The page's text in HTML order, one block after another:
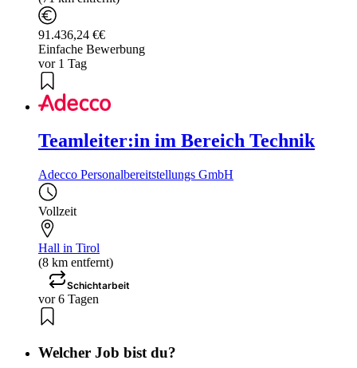
91.436,24 €€
Einfache Bewerbung
vor 1 Tag
Teamleiter:in im Bereich Technik
Adecco Personalbereitstellungs GmbH
Vollzeit
Hall in Tirol
(8 km entfernt)
Schichtarbeit
vor 6 Tagen
Welcher Job bist du?